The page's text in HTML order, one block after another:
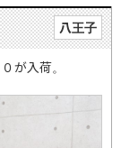
八王子
が入荷。